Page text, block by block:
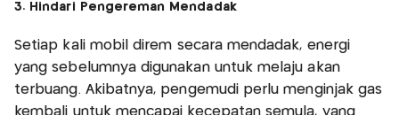
3. Hindari Pengereman Mendadak
Setiap kali mobil direm secara mendadak, energi
yang sebelumnya digunakan untuk melaju akan
terbuang. Akibatnya, pengemudi perlu menginjak gas
kembali untuk mencapai kecepatan semula, yang